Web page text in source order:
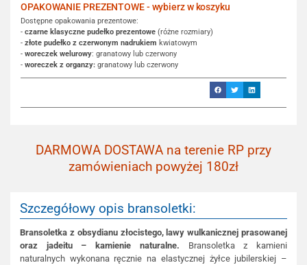
OPAKOWANIE PREZENTOWE - wybierz w koszyku
Dostępne opakowania prezentowe:
- czarne klasyczne pudełko prezentowe (różne rozmiary)
- złote pudełko z czerwonym nadrukiem kwiatowym
- woreczek welurowy: granatowy lub czerwony
- woreczek z organzy: granatowy lub czerwony
DARMOWA DOSTAWA na terenie RP przy
zamówieniach powyżej 180zł
Szczegółowy opis bransoletki:
Bransoletka z obsydianu złocistego, lawy wulkanicznej prasowanej
oraz jadeitu – kamienie naturalne. Bransoletka z kamieni
naturalnych wykonana ręcznie na elastycznej żyłce jubilerskiej –